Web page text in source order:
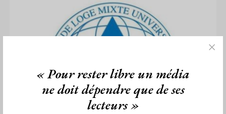
« Pour rester libre un média
ne doit dépendre que de ses
lecteurs »